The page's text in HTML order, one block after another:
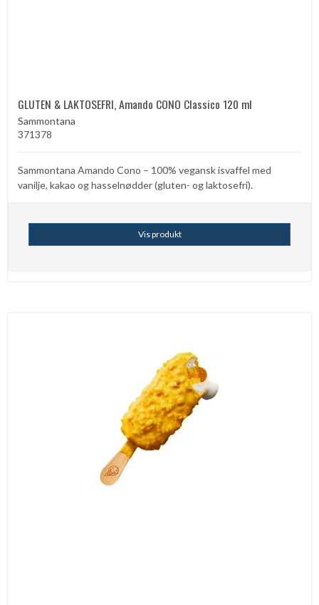
GLUTEN & LAKTOSEFRI, Amando CONO Classico 120 ml
Sammontana
371378
Sammontana Amando Cono – 100% vegansk isvaffel med
vanilje, kakao og hasselnødder (gluten- og laktosefri).
Vis produkt